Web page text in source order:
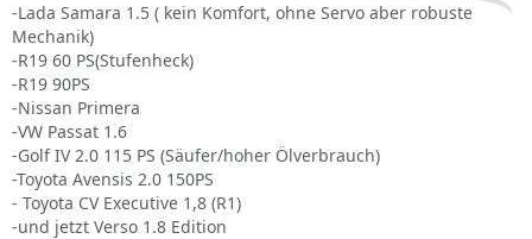
-Lada Samara 1.5 ( kein Komfort, ohne Servo aber robuste
Mechanik)
-R19 60 PS(Stufenheck)
-R19 90PS
-Nissan Primera
-VW Passat 1.6
-Golf IV 2.0 115 PS (Säufer/hoher Ölverbrauch)
-Toyota Avensis 2.0 150PS
- Toyota CV Executive 1,8 (R1)
-und jetzt Verso 1.8 Edition